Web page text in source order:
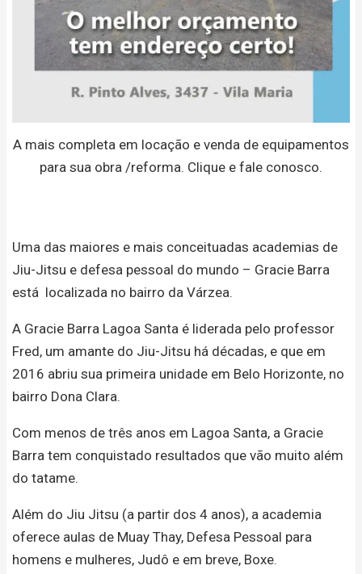
A mais completa em locação e venda de equipamentos
para sua obra /reforma. Clique e fale conosco.
Uma das maiores e mais conceituadas academias de
Jiu-Jitsu e defesa pessoal do mundo – Gracie Barra
está localizada no bairro da Várzea.
A Gracie Barra Lagoa Santa é liderada pelo professor
Fred, um amante do Jiu-Jitsu há décadas, e que em
2016 abriu sua primeira unidade em Belo Horizonte, no
bairro Dona Clara.
Com menos de três anos em Lagoa Santa, a Gracie
Barra tem conquistado resultados que vão muito além
do tatame.
Além do Jiu Jitsu (a partir dos 4 anos), a academia
oferece aulas de Muay Thay, Defesa Pessoal para
homens e mulheres, Judô e em breve, Boxe.